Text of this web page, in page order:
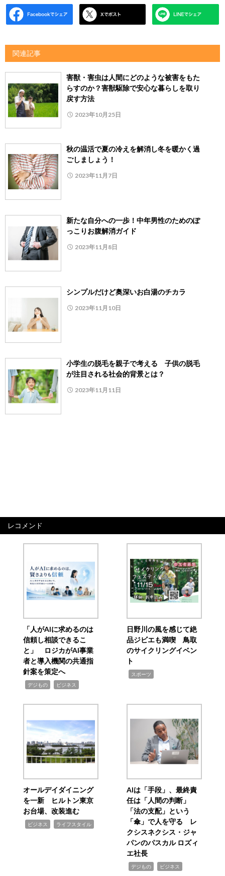
関連記事
害獣・害虫は人間にどのような被害をもた
らすのか？害獣駆除で安心な暮らしを取り
戻す方法
2023年10月25日
秋の温活で夏の冷えを解消し冬を暖かく過
ごしましょう！
2023年11月7日
新たな自分への一歩！中年男性のためのぽ
っこりお腹解消ガイド
2023年11月8日
シンプルだけど奥深いお白湯のチカラ
2023年11月10日
小学生の脱毛を親子で考える 子供の脱毛
が注目される社会的背景とは？
2023年11月11日
レコメンド
「人がAIに求めるのは
信頼し相談できるこ
と」 ロジカがAI事業
者と導入機関の共通指
針案を策定へ
デジもの ビジネス
日野川の風を感じて絶
品ジビエも満喫 鳥取
のサイクリングイベン
ト
スポーツ
オールデイダイニング
を一新 ヒルトン東京
お台場、改装進む
ビジネス ライフスタイル
AIは「手段」、最終責
任は「人間の判断」
「法の支配」という
「傘」で人を守る レ
クシスネクシス・ジャ
パンのパスカル ロズィ
エ社長
デジもの ビジネス